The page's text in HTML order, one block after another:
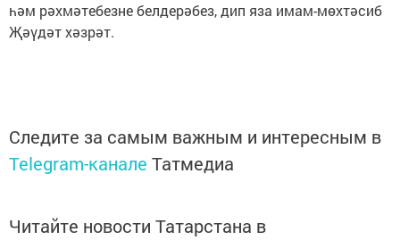
һәм рәхмәтебезне белдерәбез, дип яза имам-мөхтәсиб
Җәүдәт хәзрәт.
Следите за самым важным и интересным в
Telegram-канале Татмедиа
Читайте новости Татарстана в